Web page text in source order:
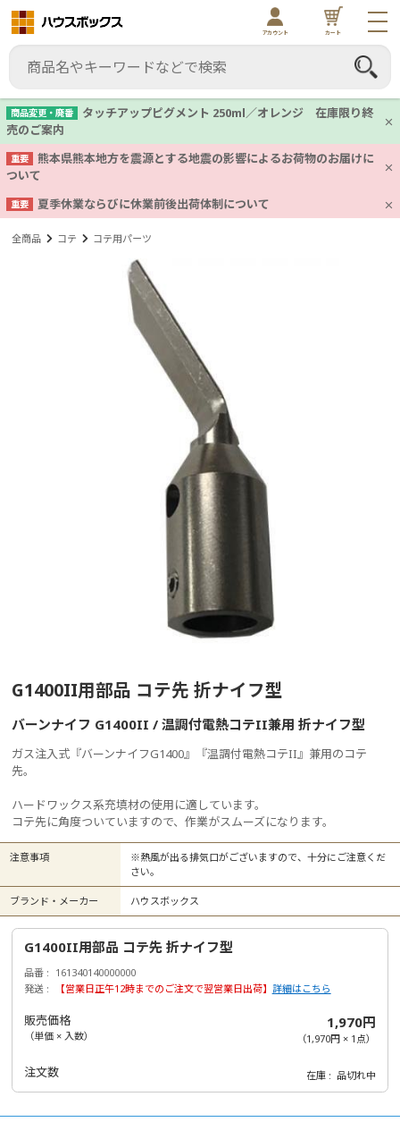
商品変更・廃番
タッチアップピグメント 250ml／オレンジ 在庫限り終
売のご案内
重要
熊本県熊本地方を震源とする地震の影響によるお荷物のお届けに
ついて
重要 夏季休業ならびに休業前後出荷体制について
アカウント カート
全商品 コテ コテ用パーツ
G1400II用部品 コテ先 折ナイフ型
バーンナイフ G1400II / 温調付電熱コテII兼用 折ナイフ型
ガス注入式『バーンナイフG1400』『温調付電熱コテII』兼用のコテ
先。
ハードワックス系充填材の使用に適しています。
コテ先に角度ついていますので、作業がスムーズになります。
注意事項
※熱風が出る排気口がございますので、十分にご注意くだ
さい。
ブランド・メーカー ハウスボックス
G1400II用部品 コテ先 折ナイフ型
品番
161340140000000
発送
【営業日正午12時までのご注文で翌営業日出荷】 詳細はこちら
販売価格
（単価 × 入数）
1,970円
（1,970円× 1 点）
注文数 在庫 品切れ中